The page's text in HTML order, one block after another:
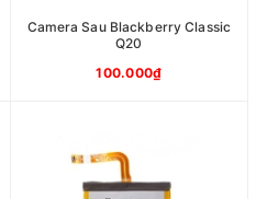
Camera Sau Blackberry Classic
Q20
100.000₫